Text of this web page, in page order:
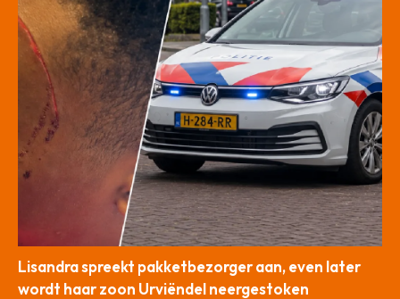
Lisandra spreekt pakketbezorger aan, even later
wordt haar zoon Urviëndel neergestoken